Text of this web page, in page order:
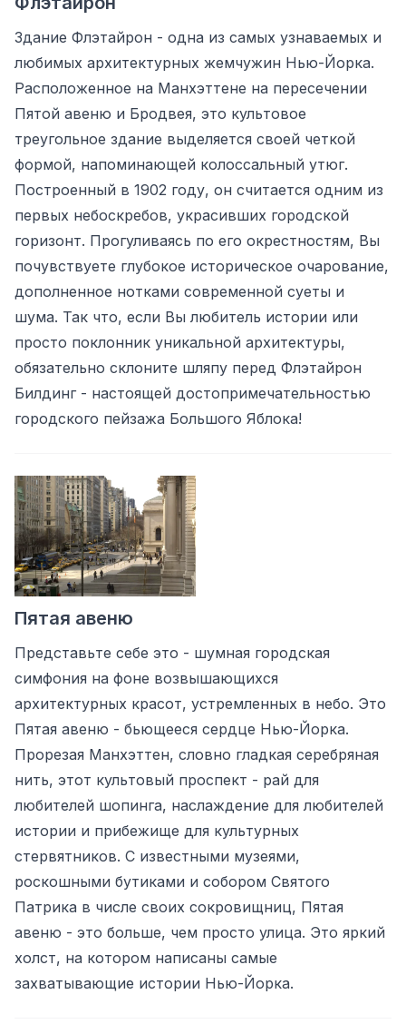
Здание Флэтайрон - одна из самых узнаваемых и
любимых архитектурных жемчужин Нью-Йорка.
Расположенное на Манхэттене на пересечении
Пятой авеню и Бродвея, это культовое
треугольное здание выделяется своей четкой
формой, напоминающей колоссальный утюг.
Построенный в 1902 году, он считается одним из
первых небоскребов, украсивших городской
горизонт. Прогуливаясь по его окрестностям, Вы
почувствуете глубокое историческое очарование,
дополненное нотками современной суеты и
шума. Так что, если Вы любитель истории или
просто поклонник уникальной архитектуры,
обязательно склоните шляпу перед Флэтайрон
Билдинг - настоящей достопримечательностью
городского пейзажа Большого Яблока!
Пятая авеню
Представьте себе это - шумная городская
симфония на фоне возвышающихся
архитектурных красот, устремленных в небо. Это
Пятая авеню - бьющееся сердце Нью-Йорка.
Прорезая Манхэттен, словно гладкая серебряная
нить, этот культовый проспект - рай для
любителей шопинга, наслаждение для любителей
истории и прибежище для культурных
стервятников. С известными музеями,
роскошными бутиками и собором Святого
Патрика в числе своих сокровищниц, Пятая
авеню - это больше, чем просто улица. Это яркий
холст, на котором написаны самые
захватывающие истории Нью-Йорка.